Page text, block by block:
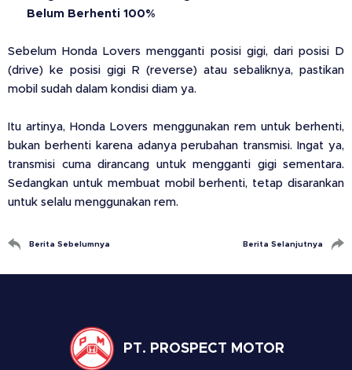
Belum Berhenti 100%
Sebelum Honda Lovers mengganti posisi gigi, dari posisi D
(drive) ke posisi gigi R (reverse) atau sebaliknya, pastikan
mobil sudah dalam kondisi diam ya.
Itu artinya, Honda Lovers menggunakan rem untuk berhenti,
bukan berhenti karena adanya perubahan transmisi. Ingat ya,
transmisi cuma dirancang untuk mengganti gigi sementara.
Sedangkan untuk membuat mobil berhenti, tetap disarankan
untuk selalu menggunakan rem.
Berita Sebelumnya Berita Selanjutnya
PT. PROSPECT MOTOR